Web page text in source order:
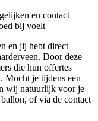
en contact
bij voelt
en jij hebt direct
Door deze
die hun offertes
. Mocht je tijdens een
wij natuurlijk voor je
of via de contact